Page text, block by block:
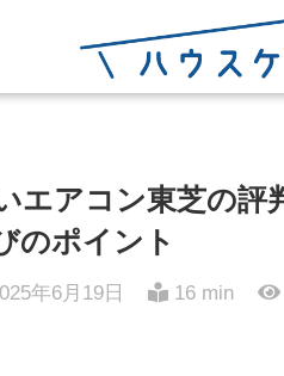
エアコン東芝の評
のポイント
年6月19日 16 min